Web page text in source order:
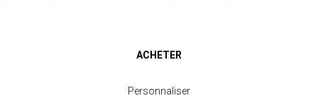
ACHETER
Personnaliser